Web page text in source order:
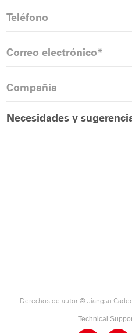
Derechos de autor © Jiangsu
Technical